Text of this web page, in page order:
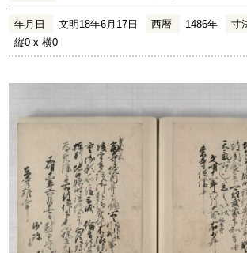
年月日 文明18年6月17日 西暦 1486年
寸
縦0 x 横0